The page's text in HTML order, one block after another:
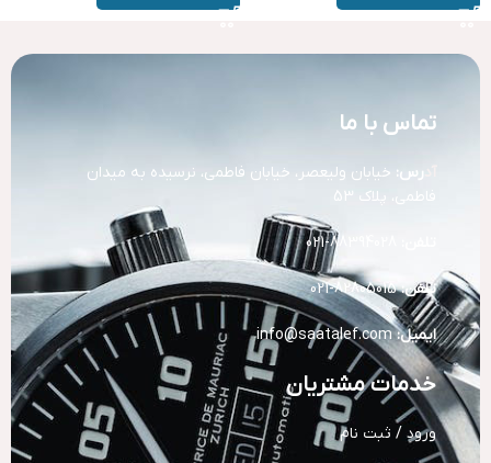
تماس با ما
رس: خیابان ولیعصر، خیابان فاطمی، نرسیده به میدان
فاطمی، پلاک 53
تلفن:82805015-021
ایمیل: info@saatalef.com
خدمات مشتریان
ورود / ثبت نام